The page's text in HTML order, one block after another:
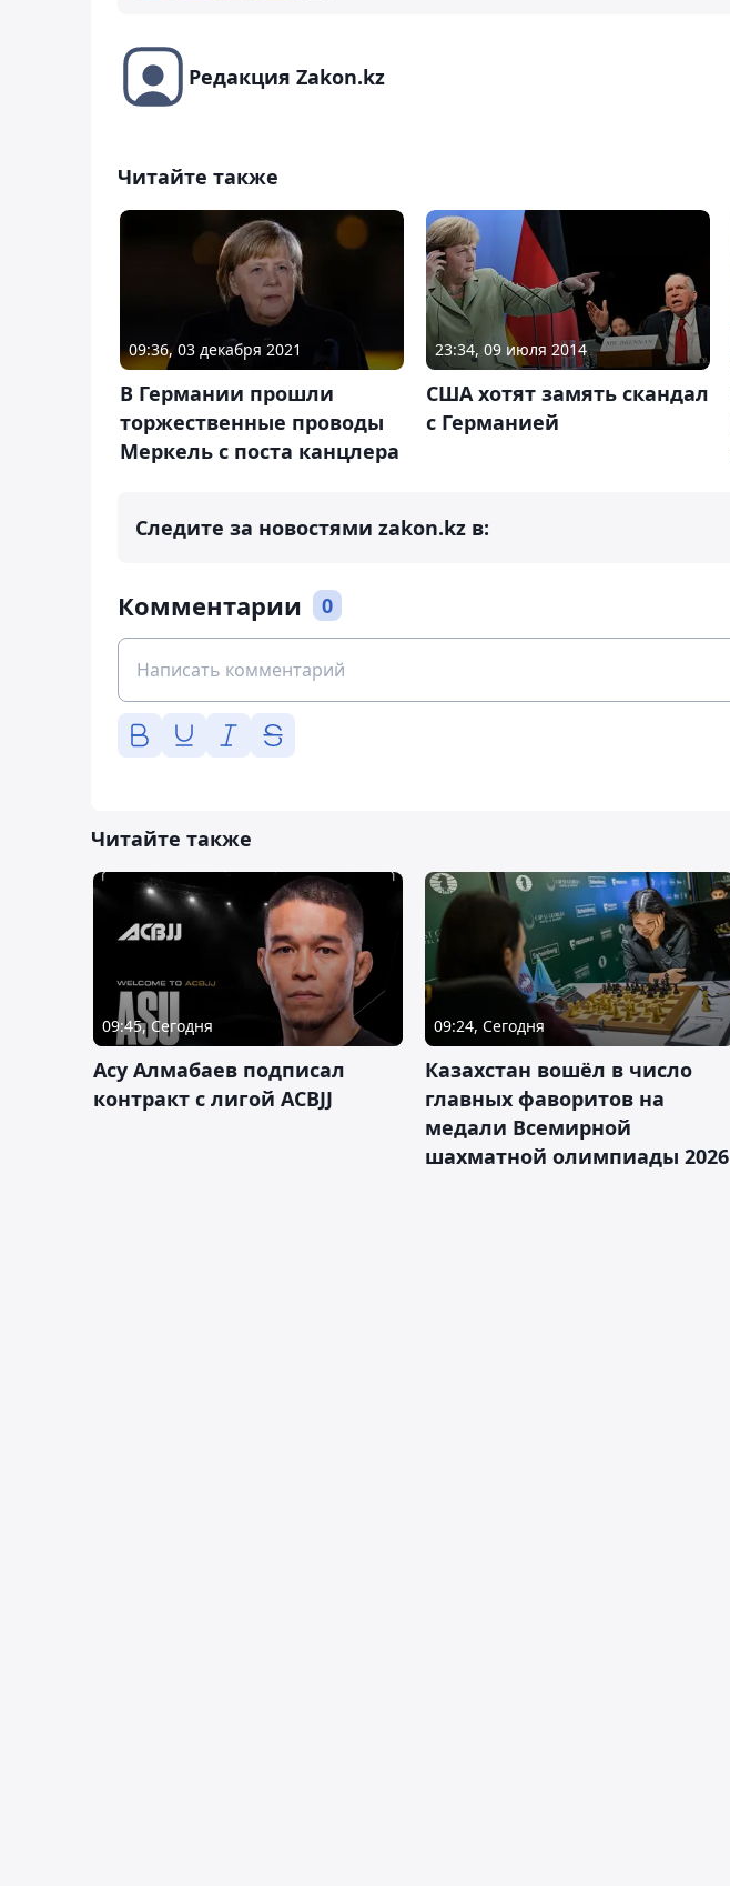
Редакция Zakon.kz
Читайте также
09:36, 03 декабря 2021
В Германии прошли
торжественные проводы
Меркель с поста канцлера
23:34, 09 июля 2014
США хотят замять скандал
с Германией
Следите за новостями zakon.kz в:
Комментарии 0
Читайте также
09:45, Сегодня
Асу Алмабаев подписал
контракт с лигой ACBJJ
09:24, Сегодня
Казахстан вошёл в число
главных фаворитов на
медали Всемирной
шахматной олимпиады 2026